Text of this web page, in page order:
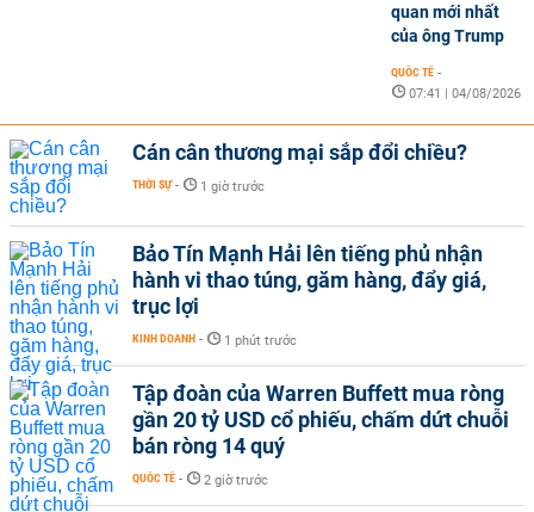
quan mới nhất
của ông Trump
QUỐC TẾ -
07:41 | 04/08/2026
Cán cân thương mại sắp đổi chiều?
THỜI SỰ - 1 giờ trước
Bảo Tín Mạnh Hải lên tiếng phủ nhận
hành vi thao túng, găm hàng, đẩy giá,
trục lợi
KINH DOANH - 1 phút trước
Tập đoàn của Warren Buffett mua ròng
gần 20 tỷ USD cổ phiếu, chấm dứt chuỗi
bán ròng 14 quý
QUỐC TẾ - 2 giờ trước